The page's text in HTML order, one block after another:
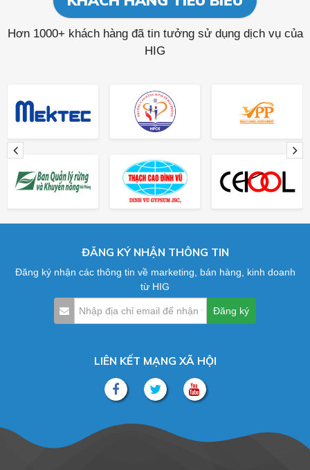
Hơn 1000+ khách hàng đã tin tưởng sử dụng dịch vụ của
HIG
ĐĂNG KÝ NHẬN THÔNG TIN
Đăng ký nhận các thông tin về marketing, bán hàng, kinh doanh
từ HIG
LIÊN KẾT MẠNG XÃ HỘI